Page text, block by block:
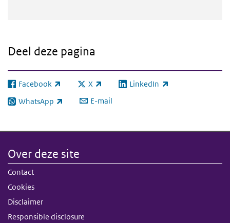
Deel deze pagina
Facebook
(externe link) X
(externe link) LinkedIn
(externe link)
WhatsApp
(externe link) E-mail
Over deze site
Contact
Cookies
Disclaimer
Responsible disclosure